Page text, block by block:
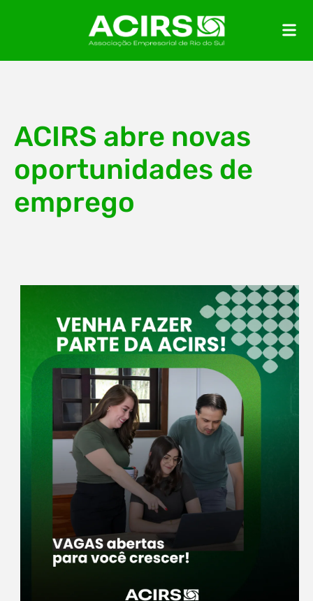
ACIRS abre novas
oportunidades de
emprego